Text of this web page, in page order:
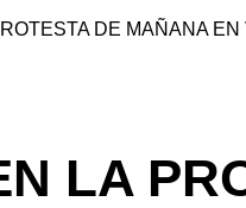
DE MAÑANA
LA